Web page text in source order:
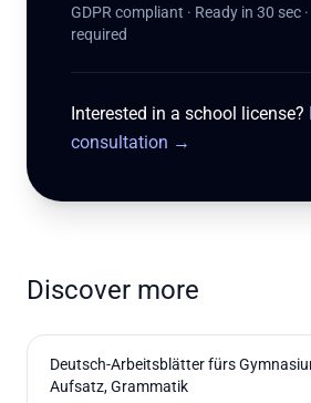
GDPR compliant · Ready in 30 sec
required
Interested in a school license?
consultation →
Discover more
Deutsch-Arbeitsblätter fürs
Aufsatz, Grammatik